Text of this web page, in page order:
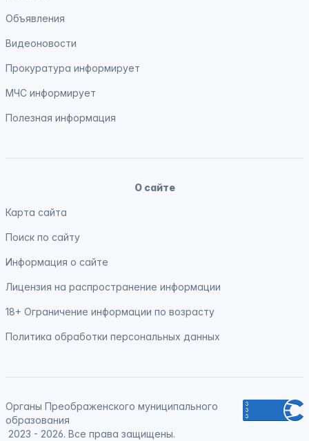
Объявления
Видеоновости
Прокуратура информирует
МЧС информирует
Полезная информация
О сайте
Карта сайта
Поиск по сайту
Информация о сайте
Лицензия на распространение информации
18+ Ограничение информации по возрасту
Политика обработки персональных данных
Органы Преображенского муниципального
образования
2023 - 2026. Все права защищены.